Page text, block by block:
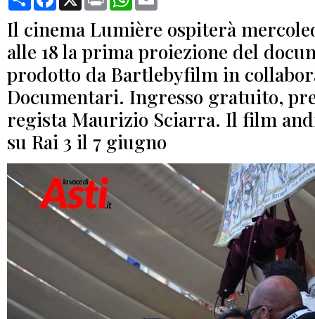
Il cinema Lumière ospiterà
alle 18 la prima proiezione del
prodotto da Bartlebyfilm in
Documentari. Ingresso gratuito,
regista Maurizio Sciarra. Il film
su Rai 3 il 7 giugno